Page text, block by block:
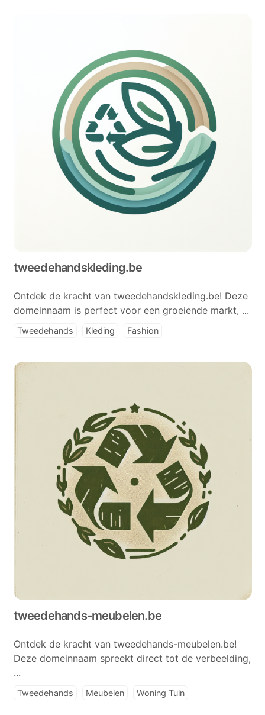
tweedehandskleding.be
Ontdek de kracht van tweedehandskleding.be! Deze
domeinnaam is perfect voor een groeiende markt, ...
Tweedehands Kleding Fashion
tweedehands-meubelen.be
Ontdek de kracht van tweedehands-meubelen.be!
Deze domeinnaam spreekt direct tot de verbeelding,
...
Tweedehands Meubelen Woning Tuin